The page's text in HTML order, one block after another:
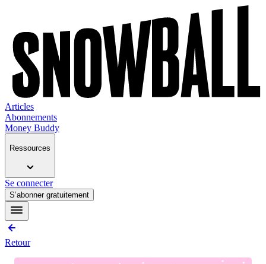
Articles
Abonnements
Money Buddy
Ressources
Se connecter
S’abonner gratuitement
Retour